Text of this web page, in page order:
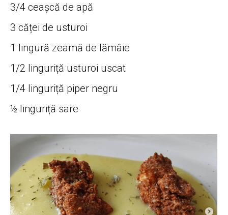
3/4 ceașcă de apă
3 căței de usturoi
1 lingură zeamă de lămâie
1/2 linguriță usturoi uscat
1/4 linguriță piper negru
½ linguriță sare